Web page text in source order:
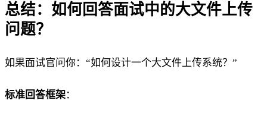
总结：如何回答面试中的大文件上传
问题？
如果面试官问你：“如何设计一个大文件上传系统？”
标准回答框架：